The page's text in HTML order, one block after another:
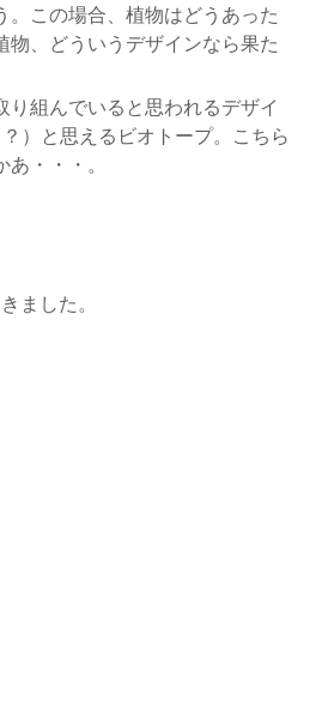
この場合、植物はどうあった
、どういうデザインなら果た
組んでいると思われるデザイ
）と思えるビオトープ。こちら
・・・。
ました。